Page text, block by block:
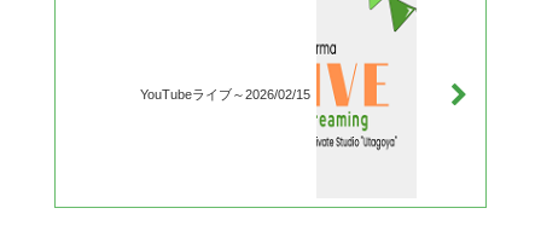
YouTubeライブ～2026/02/15